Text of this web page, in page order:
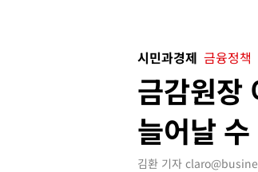
시민과경제 금융정책
금감원장
늘어날
김환 기자